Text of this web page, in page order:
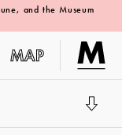
and the Museum
MAP